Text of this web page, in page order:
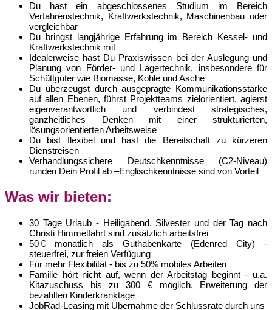
Du hast ein abgeschlossenes Studium im Bereich
Verfahrenstechnik, Kraftwerkstechnik, Maschinenbau oder
vergleichbar
Du bringst langjährige Erfahrung im Bereich Kessel- und
Kraftwerkstechnik mit
Idealerweise hast Du Praxiswissen bei der Auslegung und
Planung von Förder- und Lagertechnik, insbesondere für
Schüttgüter wie Biomasse, Kohle und Asche
Du überzeugst durch ausgeprägte Kommunikationsstärke
auf allen Ebenen, führst Projektteams zielorientiert, agierst
eigenverantwortlich und verbindest strategisches,
ganzheitliches Denken mit einer strukturierten,
lösungsorientierten Arbeitsweise
Du bist flexibel und hast die Bereitschaft zu kürzeren
Dienstreisen
Verhandlungssichere Deutschkenntnisse (C2-Niveau)
runden Dein Profil ab –Englischkenntnisse sind von Vorteil
Was wir bieten:
30 Tage Urlaub - Heiligabend, Silvester und der Tag nach
Christi Himmelfahrt sind zusätzlich arbeitsfrei
50 € monatlich als Guthabenkarte (Edenred City) -
steuerfrei, zur freien Verfügung
Für mehr Flexibilität - bis zu 50% mobiles Arbeiten
Familie hört nicht auf, wenn der Arbeitstag beginnt - u.a.
Kitazuschuss bis zu 300 € möglich, Erweiterung der
bezahlten Kinderkranktage
JobRad-Leasing mit Übernahme der Schlussrate durch uns